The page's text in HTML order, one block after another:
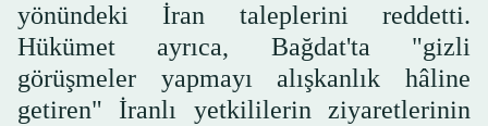
yönündeki İran taleplerini reddetti.
Hükümet ayrıca, Bağdat'ta "gizli
görüşmeler yapmayı alışkanlık hâline
getiren" İranlı yetkililerin ziyaretlerinin